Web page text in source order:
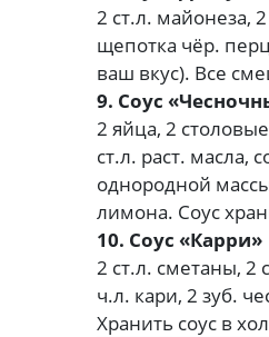
2 ст.л. майонеза,
щепотка чёр.
ваш вкус). Все
9. Соус
2 яйца, 2
ст.л. раст. масла,
однородной
лимона. Соус
10. Соус «Карри»
2 ст.л. сметаны, 2
ч.л. кари, 2 зуб.
Хранить соус в